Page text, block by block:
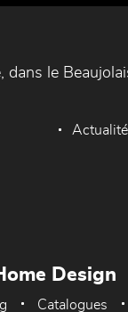
dans le
Design
Catalogues